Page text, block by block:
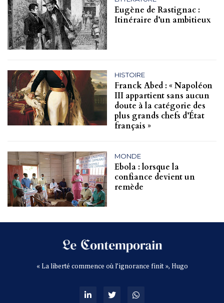
Eugène de Rastignac :
Itinéraire d’un ambitieux
HISTOIRE
Franck Abed : « Napoléon
III appartient sans aucun
doute à la catégorie des
plus grands chefs d’État
français »
MONDE
Ebola : lorsque la
confiance devient un
remède
« La liberté commence où l’ignorance finit », Hugo